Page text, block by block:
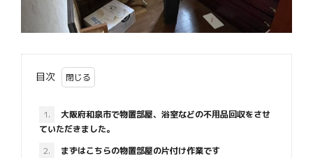
目次
1.
大阪府和泉市で物置部屋、浴室などの不用品回収をさせ
ていただきました。
2.
まずはこちらの物置部屋の片付け作業です